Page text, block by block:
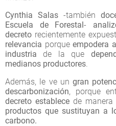
Cynthia Salas -también
Escuela de Forestal-
decreto recientemente
relevancia porque empodera
industria de la que
medianos productores.
Además, le ve un gran
descarbonización, porque
decreto establece de
productos que sustituyan a
carbono.